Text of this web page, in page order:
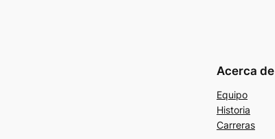
Acerca de
Equipo
Historia
Carreras